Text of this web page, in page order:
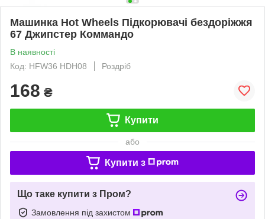
Машинка Hot Wheels Підкорювачі бездоріжжя
67 Джипстер Коммандо
В наявності
Код: HFW36 HDH08
Роздріб
168 ₴
Купити
або
Купити з
Що таке купити з Пром?
Замовлення під захистом